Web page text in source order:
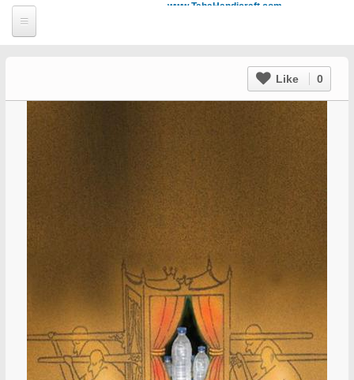
www.TahaHandicraft.com
Like 0